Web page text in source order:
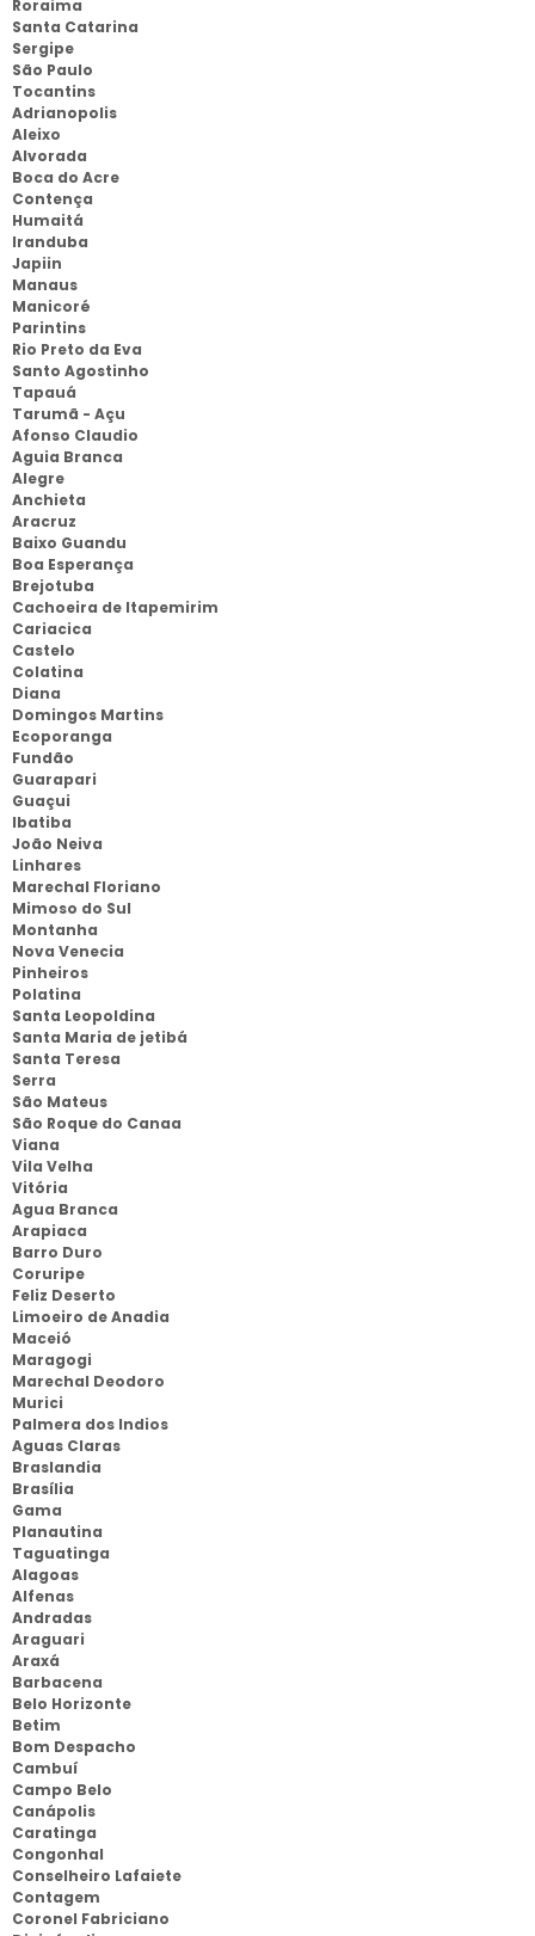
Roraima
Santa Catarina
Sergipe
São Paulo
Tocantins
Adrianopolis
Aleixo
Alvorada
Boca do Acre
Contença
Humaitá
Iranduba
Japiin
Manaus
Manicoré
Parintins
Rio Preto da Eva
Santo Agostinho
Tapauá
Tarumã - Açu
Afonso Claudio
Aguia Branca
Alegre
Anchieta
Aracruz
Baixo Guandu
Boa Esperança
Brejotuba
Cachoeira de Itapemirim
Cariacica
Castelo
Colatina
Diana
Domingos Martins
Ecoporanga
Fundão
Guarapari
Guaçui
Ibatiba
João Neiva
Linhares
Marechal Floriano
Mimoso do Sul
Montanha
Nova Venecia
Pinheiros
Polatina
Santa Leopoldina
Santa Maria de jetibá
Santa Teresa
Serra
São Mateus
São Roque do Canaa
Viana
Vila Velha
Vitória
Agua Branca
Arapiaca
Barro Duro
Coruripe
Feliz Deserto
Limoeiro de Anadia
Maceió
Maragogi
Marechal Deodoro
Murici
Palmera dos Indios
Aguas Claras
Braslandia
Brasília
Gama
Planautina
Taguatinga
Alagoas
Alfenas
Andradas
Araguari
Araxá
Barbacena
Belo Horizonte
Betim
Bom Despacho
Cambuí
Campo Belo
Canápolis
Caratinga
Congonhal
Conselheiro Lafaiete
Contagem
Coronel Fabriciano